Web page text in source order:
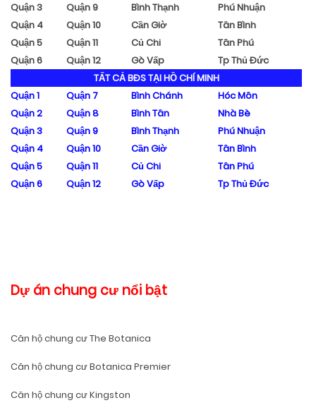
Quận 3
Quận 9 Bình Thạnh
Phú Nhuận
Quận 4
Quận 10 Cần Giờ
Tân Bình
Quận 5
Quận 11 Củ Chi
Tân Phú
Quận 6
Quận 12 Gò Vấp
Tp Thủ Đức
TẤT CẢ BĐS TẠI HỒ CHÍ MINH
Quận 1
Quận 7 Bình Chánh
Hóc Môn
Quận 2
Quận 8 Bình Tân
Nhà Bè
Quận 3
Quận 9 Bình Thạnh
Phú Nhuận
Quận 4
Quận 10 Cần Giờ
Tân Bình
Quận 5
Quận 11 Củ Chi
Tân Phú
Quận 6
Quận 12 Gò Vấp Tp Thủ Đức
Dự án chung cư nổi bật
Căn hộ chung cư The Botanica
Căn hộ chung cư Botanica Premier
Căn hộ chung cư Kingston